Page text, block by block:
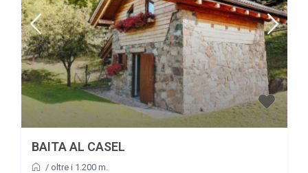
BAITA AL CASEL
/ oltre i 1.200 m.